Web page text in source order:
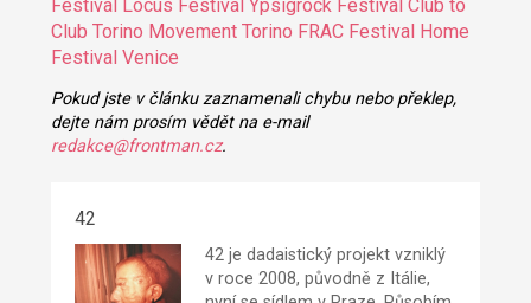
Festival Locus Festival Ypsigrock Festival Club to
Club Torino Movement Torino FRAC Festival Home
Festival Venice
Pokud jste v článku zaznamenali chybu nebo překlep,
dejte nám prosím vědět na e-mail
redakce@frontman.cz.
42
42je dadaistický projekt vzniklý
v roce 2008, původně z Itálie,